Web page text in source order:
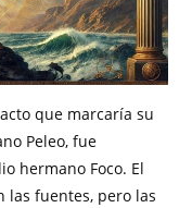
que marcaría su
Peleo, fue
hermano Foco. El
las fuentes, pero las